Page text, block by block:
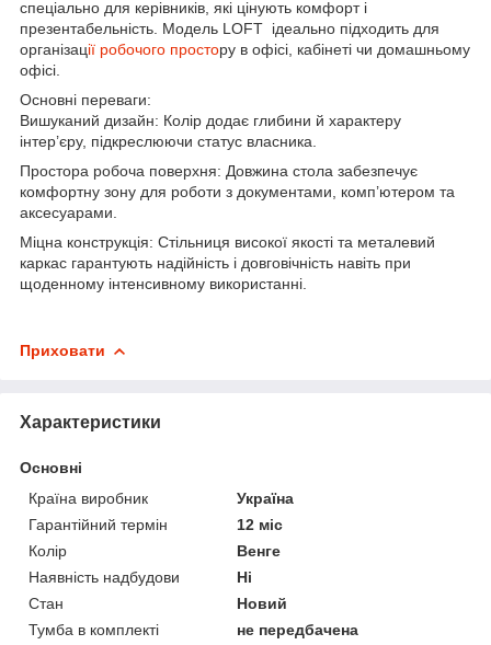
спеціально для керівників, які цінують комфорт і
презентабельність. Модель LOFT ідеально підходить для
організації робочого простору в офісі, кабінеті чи домашньому
офісі.
Основні переваги:
Вишуканий дизайн: Колір додає глибини й характеру
інтер’єру, підкреслюючи статус власника.
Простора робоча поверхня: Довжина стола забезпечує
комфортну зону для роботи з документами, комп’ютером та
аксесуарами.
Міцна конструкція: Стільниця високої якості та металевий
каркас гарантують надійність і довговічність навіть при
щоденному інтенсивному використанні.
Приховати
Характеристики
Основні
Країна виробник
Україна
Гарантійний термін
12 міс
Колір
Венге
Наявність надбудови
Ні
Стан
Новий
Тумба в комплекті
не передбачена